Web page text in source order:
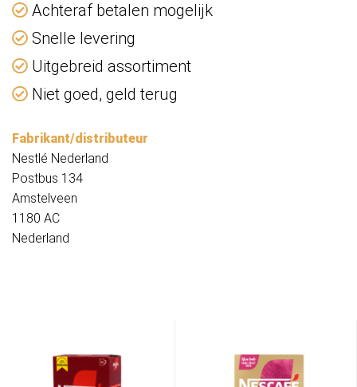
Achteraf betalen mogelijk
Snelle levering
Uitgebreid assortiment
Niet goed, geld terug
Fabrikant/distributeur
Nestlé Nederland
Postbus 134
Amstelveen
1180 AC
Nederland